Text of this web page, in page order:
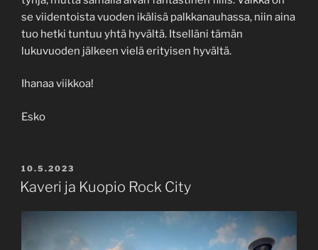
se viidentoista vuoden ikälisä palkkanauhassa, niin aina
tuo hetki tuntuu yhtä hyvältä. Itselläni tämän
lukuvuoden jälkeen vielä erityisen hyvältä.
Ihanaa viikkoa!
Esko
POSTED
ON
10.5.2023
Kaveri ja Kuopio Rock City